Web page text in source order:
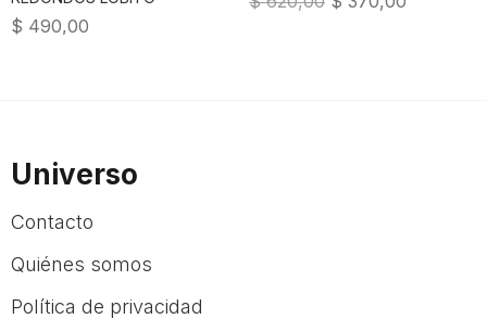
$ 490,00
Universo
Contacto
Quiénes somos
Política de privacidad